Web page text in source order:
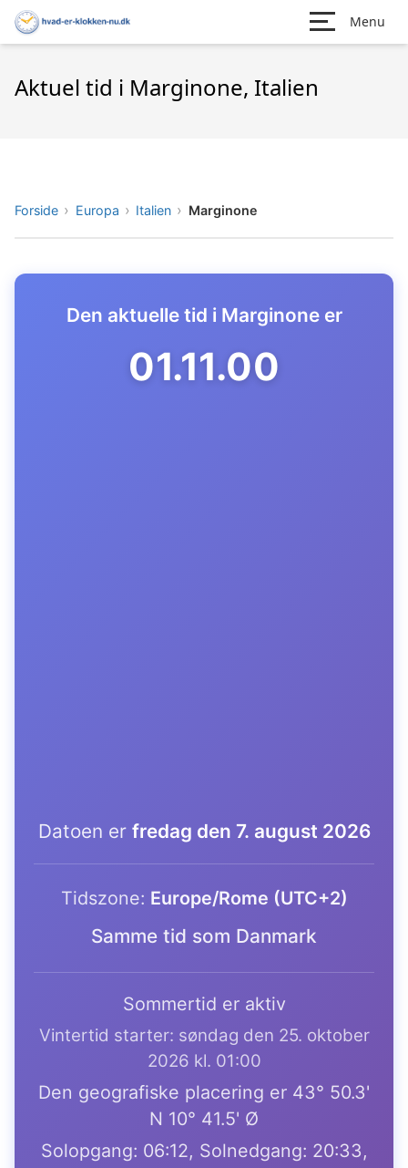
Menu
Aktuel tid i Marginone, Italien
Forside Europa Italien Marginone
Den aktuelle tid i Marginone er
01.11.01
Datoen er fredag den 7. august 2026
Tidszone: Europe/Rome (UTC+2)
Samme tid som Danmark
Sommertid er aktiv
Vintertid starter: søndag den 25. oktober
2026 kl. 01:00
Den geografiske placering er 43° 50.3'
N 10° 41.5' Ø
Solopgang: 06:12, Solnedgang: 20:33,